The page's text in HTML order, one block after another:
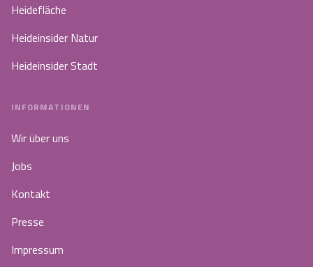
Heidefläche
Heideinsider Natur
Heideinsider Stadt
INFORMATIONEN
Wir über uns
Jobs
Kontakt
Presse
Impressum